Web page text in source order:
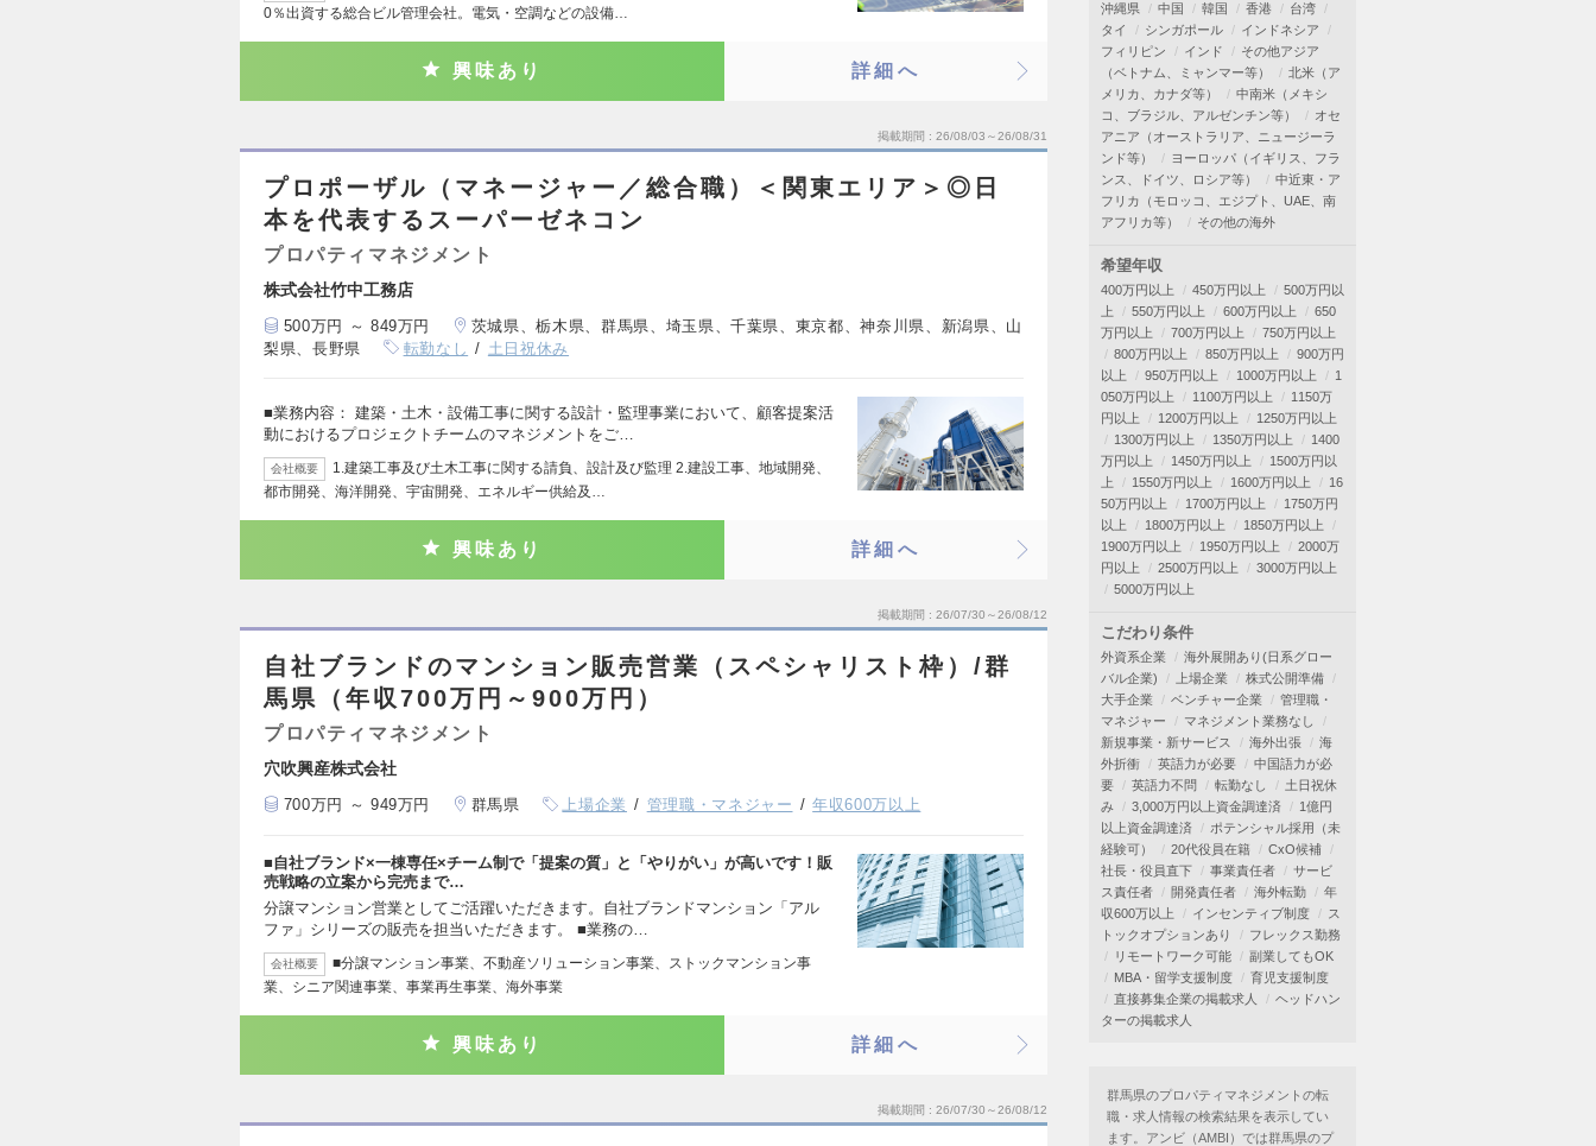
0％出資する総合ビル管理会社。電気・空調などの設備…
興味あり 詳細へ
掲載期間 26/08/03～26/08/31
プロポーザル（マネージャー／総合職）＜関東エリア＞◎日
本を代表するスーパーゼネコン
プロパティマネジメント
株式会社竹中工務店
500万円 ～ 849万円
茨城県、栃木県、群馬県、埼玉県、千葉県、東京都、神奈川県、新潟県、山
梨県、長野県
転勤なし 土日祝休み
■業務内容： 建築・土木・設備工事に関する設計・監理事業において、顧客提案活
動におけるプロジェクトチームのマネジメントをご…
会社概要
1.建築工事及び土木工事に関する請負、設計及び監理 2.建設工事、地域開発、
都市開発、海洋開発、宇宙開発、エネルギー供給及…
興味あり 詳細へ
掲載期間 26/07/30～26/08/12
自社ブランドのマンション販売営業（スペシャリスト枠）/群
馬県（年収700万円～900万円）
プロパティマネジメント
穴吹興産株式会社
700万円 ～ 949万円 群馬県 上場企業 管理職・マネジャー 年収600万以上
■自社ブランド×一棟専任×チーム制で「提案の質」と「やりがい」が高いです！販
売戦略の立案から完売まで…
分譲マンション営業としてご活躍いただきます。自社ブランドマンション「アル
ファ」シリーズの販売を担当いただきます。 ■業務の…
会社概要
■分譲マンション事業、不動産ソリューション事業、ストックマンション事
業、シニア関連事業、事業再生事業、海外事業
興味あり 詳細へ
掲載期間 26/07/30～26/08/12
沖縄県
中国 韓国 香港
台湾
タイ
シンガポール
インドネシア
フィリピン
インド
その他アジア
（ベトナム、ミャンマー等）
北米（ア
メリカ、カナダ等）
中南米（メキシ
コ、ブラジル、アルゼンチン等）
オセ
アニア（オーストラリア、ニュージーラ
ンド等）
ヨーロッパ（イギリス、フラ
ンス、ドイツ、ロシア等）
中近東・ア
フリカ（モロッコ、エジプト、UAE、南
アフリカ等）
その他の海外
希望年収
400万円以上 450万円以上
500万円以
上
550万円以上 600万円以上
650
万円以上
700万円以上
750万円以上
800万円以上
850万円以上
900万円
以上
950万円以上 1000万円以上
1
050万円以上
1100万円以上
1150万
円以上
1200万円以上
1250万円以上
1300万円以上
1350万円以上
1400
万円以上
1450万円以上
1500万円以
上
1550万円以上 1600万円以上
16
50万円以上
1700万円以上
1750万円
以上
1800万円以上
1850万円以上
1900万円以上
1950万円以上
2000万
円以上
2500万円以上
3000万円以上
5000万円以上
こだわり条件
外資系企業
海外展開あり(日系グロー
バル企業)
上場企業
株式公開準備
大手企業
ベンチャー企業
管理職・
マネジャー
マネジメント業務なし
新規事業・新サービス
海外出張
海
外折衝
英語力が必要
中国語力が必
要
英語力不問 転勤なし
土日祝休
み
3,000万円以上資金調達済
1億円
以上資金調達済
ポテンシャル採用（未
経験可）
20代役員在籍
CxO候補
社長・役員直下
事業責任者
サービ
ス責任者
開発責任者 海外転勤
年
収600万以上
インセンティブ制度
ス
トックオプションあり
フレックス勤務
リモートワーク可能
副業してもOK
MBA・留学支援制度
育児支援制度
直接募集企業の掲載求人
ヘッドハン
ターの掲載求人
群馬県のプロパティマネジメントの転
職・求人情報の検索結果を表示してい
ます。アンビ（AMBI）では群馬県のプ